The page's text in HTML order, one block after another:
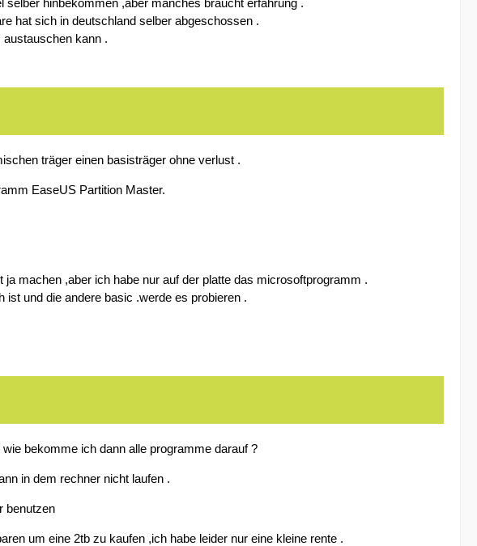
hinbekommen ,aber manches braucht erfahrung .
hat sich in deutschland selber abgeschossen .
kann .
träger einen basisträger ohne verlust .
EaseUS Partition Master.
machen ,aber ich habe nur auf der platte das microsoftprogramm .
und die andere basic .werde es probieren .
bekomme ich dann alle programme darauf ?
in dem rechner nicht laufen .
benutzen
um eine 2tb zu kaufen ,ich habe leider nur eine kleine rente .